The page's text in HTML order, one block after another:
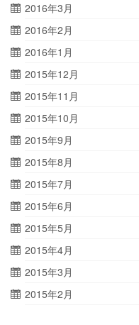
2016年3月
2016年2月
2016年1月
2015年12月
2015年11月
2015年10月
2015年9月
2015年8月
2015年7月
2015年6月
2015年5月
2015年4月
2015年3月
2015年2月